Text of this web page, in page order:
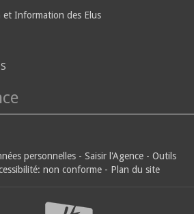
et Information des Elus
personnelles - Saisir l'Agence - Outils
non conforme - Plan du site